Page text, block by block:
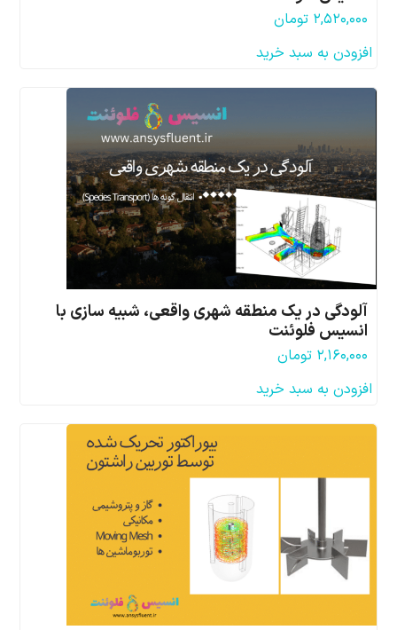
۲,۵۲۰,۰۰۰ تومان
افزودن به سبد خرید
آلودگی در یک منطقه شهری واقعی، شبیه سازی با
انسیس فلوئنت
۲,۱۶۰,۰۰۰ تومان
افزودن به سبد خرید